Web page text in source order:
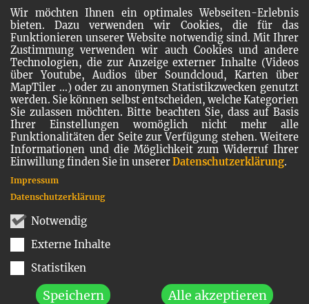
Wir möchten Ihnen ein optimales Webseiten-Erlebnis
bieten. Dazu verwenden wir Cookies, die für das
Funktionieren unserer Website notwendig sind. Mit Ihrer
Zustimmung verwenden wir auch Cookies und andere
Technologien, die zur Anzeige externer Inhalte (Videos
über Youtube, Audios über Soundcloud, Karten über
MapTiler ...) oder zu anonymen Statistikzwecken genutzt
werden. Sie können selbst entscheiden, welche Kategorien
Sie zulassen möchten. Bitte beachten Sie, dass auf Basis
Ihrer Einstellungen womöglich nicht mehr alle
Funktionalitäten der Seite zur Verfügung stehen. Weitere
Informationen und die Möglichkeit zum Widerruf Ihrer
Einwillung finden Sie in unsererDatenschutzerklärung.
Notwendig
Externe Inhalte
Statistiken
Speichern Alle akzeptieren
Impressum
Datenschutzerklärung